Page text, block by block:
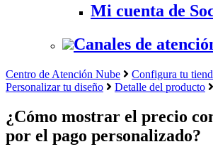
Mi cuenta de
Canales de
Centro de Atención Nube Configura tu
Personalizar tu diseño
Detalle del producto
¿Cómo mostrar el precio
por el pago personalizado?